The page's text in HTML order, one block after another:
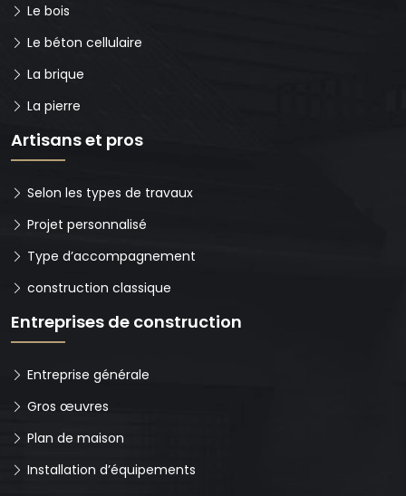
Le bois
Le béton cellulaire
La brique
La pierre
Artisans et pros
Selon les types de travaux
Projet personnalisé
Type d’accompagnement
construction classique
Entreprises de construction
Entreprise générale
Gros œuvres
Plan de maison
Installation d’équipements